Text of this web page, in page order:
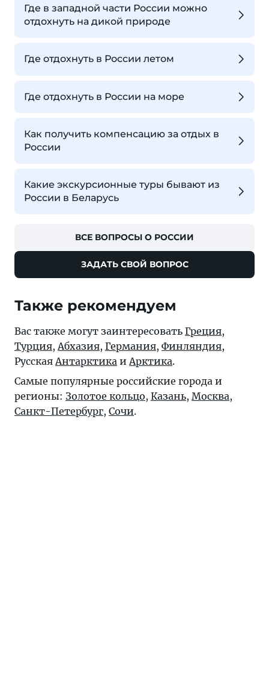
Где в западной части России можно
отдохнуть на дикой природе
Где отдохнуть в России летом
Где отдохнуть в России на море
Как получить компенсацию за отдых в
России
Какие экскурсионные туры бывают из
России в Беларусь
ВСЕ ВОПРОСЫ О РОССИИ
ЗАДАТЬ СВОЙ ВОПРОС
Также рекомендуем
Вас также могут заинтересовать Греция,
Турция, Абхазия, Германия, Финляндия,
Русская Антарктика и Арктика.
Самые популярные российские города и
регионы: Золотое кольцо, Казань, Москва,
Санкт-Петербург, Сочи.